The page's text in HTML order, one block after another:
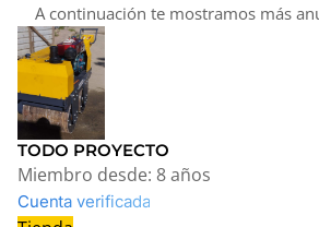
A continuación te mostramos más
TODO PROYECTO
Miembro desde: 8 años
Cuenta verificada